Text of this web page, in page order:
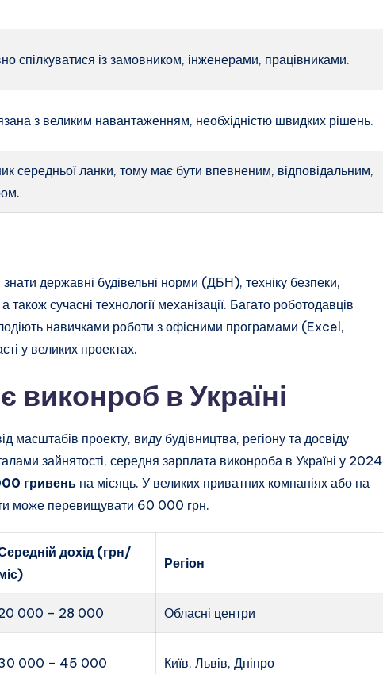
спілкуватися із замовником, інженерами, працівниками.
з великим навантаженням, необхідністю швидких рішень.
середньої ланки, тому має бути впевненим, відповідальним,
державні будівельні норми (ДБН), техніку безпеки,
також сучасні технології механізації. Багато роботодавців
навичками роботи з офісними програмами (Excel,
у великих проектах.
виконроб в Україні
масштабів проекту, виду будівництва, регіону та досвіду
зайнятості, середня зарплата виконроба в Україні у 2024
гривень на місяць. У великих приватних компаніях або на
може перевищувати 60 000 грн.
дохід (грн/
Регіон
000 – 28 000 Обласні центри
000 – 45 000 Київ, Львів, Дніпро